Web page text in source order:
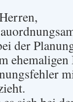
der